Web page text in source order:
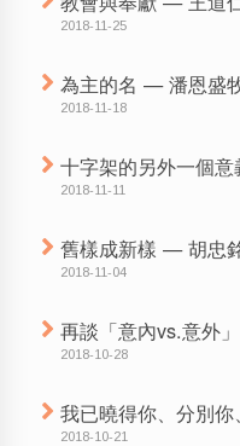
2018-11-25
為主的名 — 潘恩盛
2018-11-18
十字架的另外一個
2018-11-11
舊樣成新樣 — 胡忠
2018-11-04
再談「意內vs.意外
2018-10-28
我已曉得你、分別
2018-10-21